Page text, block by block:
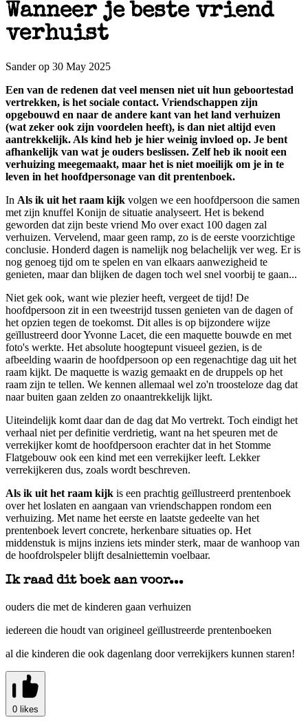
Wanneer je beste vriend
verhuist
Sander op 30 May 2025
Een van de redenen dat veel mensen niet uit hun geboortestad
vertrekken, is het sociale contact. Vriendschappen zijn
opgebouwd en naar de andere kant van het land verhuizen
(wat zeker ook zijn voordelen heeft), is dan niet altijd even
aantrekkelijk. Als kind heb je hier weinig invloed op. Je bent
afhankelijk van wat je ouders beslissen. Zelf heb ik nooit een
verhuizing meegemaakt, maar het is niet moeilijk om je in te
leven in het hoofdpersonage van dit prentenboek.
In Als ik uit het raam kijk volgen we een hoofdpersoon die samen
met zijn knuffel Konijn de situatie analyseert. Het is bekend
geworden dat zijn beste vriend Mo over exact 100 dagen zal
verhuizen. Vervelend, maar geen ramp, zo is de eerste voorzichtige
conclusie. Honderd dagen is namelijk nog belachelijk ver weg. Er is
nog genoeg tijd om te spelen en van elkaars aanwezigheid te
genieten, maar dan blijken de dagen toch wel snel voorbij te gaan...
Niet gek ook, want wie plezier heeft, vergeet de tijd! De
hoofdpersoon zit in een tweestrijd tussen genieten van de dagen of
het opzien tegen de toekomst. Dit alles is op bijzondere wijze
geïllustreerd door Yvonne Lacet, die een maquette bouwde en met
foto's werkte. Het absolute hoogtepunt visueel gezien, is de
afbeelding waarin de hoofdpersoon op een regenachtige dag uit het
raam kijkt. De maquette is wazig gemaakt en de druppels op het
raam zijn te tellen. We kennen allemaal wel zo'n troosteloze dag dat
naar buiten gaan zelden zo onaantrekkelijk lijkt.
Uiteindelijk komt daar dan de dag dat Mo vertrekt. Toch eindigt het
verhaal niet per definitie verdrietig, want na het speuren met de
verrekijker komt de hoofdpersoon erachter dat in het Stomme
Flatgebouw ook een kind met een verrekijker leeft. Lekker
verrekijkeren dus, zoals wordt beschreven.
Als ik uit het raam kijk is een prachtig geïllustreerd prentenboek
over het loslaten en aangaan van vriendschappen rondom een
verhuizing. Met name het eerste en laatste gedeelte van het
prentenboek levert concrete, herkenbare situaties op. Het
middenstuk is mijns inziens iets minder sterk, maar de wanhoop van
de hoofdrolspeler blijft desalniettemin voelbaar.
Ik raad dit boek aan voor...
ouders die met de kinderen gaan verhuizen
iedereen die houdt van origineel geïllustreerde prentenboeken
al die kinderen die ook dagenlang door verrekijkers kunnen staren!
0 likes